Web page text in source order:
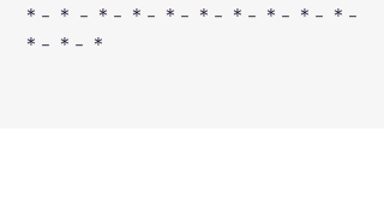
＊- ＊ - ＊- ＊- ＊- ＊- ＊- ＊- ＊- ＊-
＊- ＊- ＊